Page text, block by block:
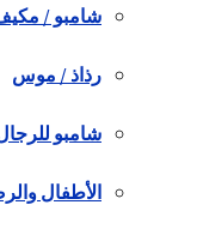
شامبو /
رذاذ / موس
شامبو
الأطفال